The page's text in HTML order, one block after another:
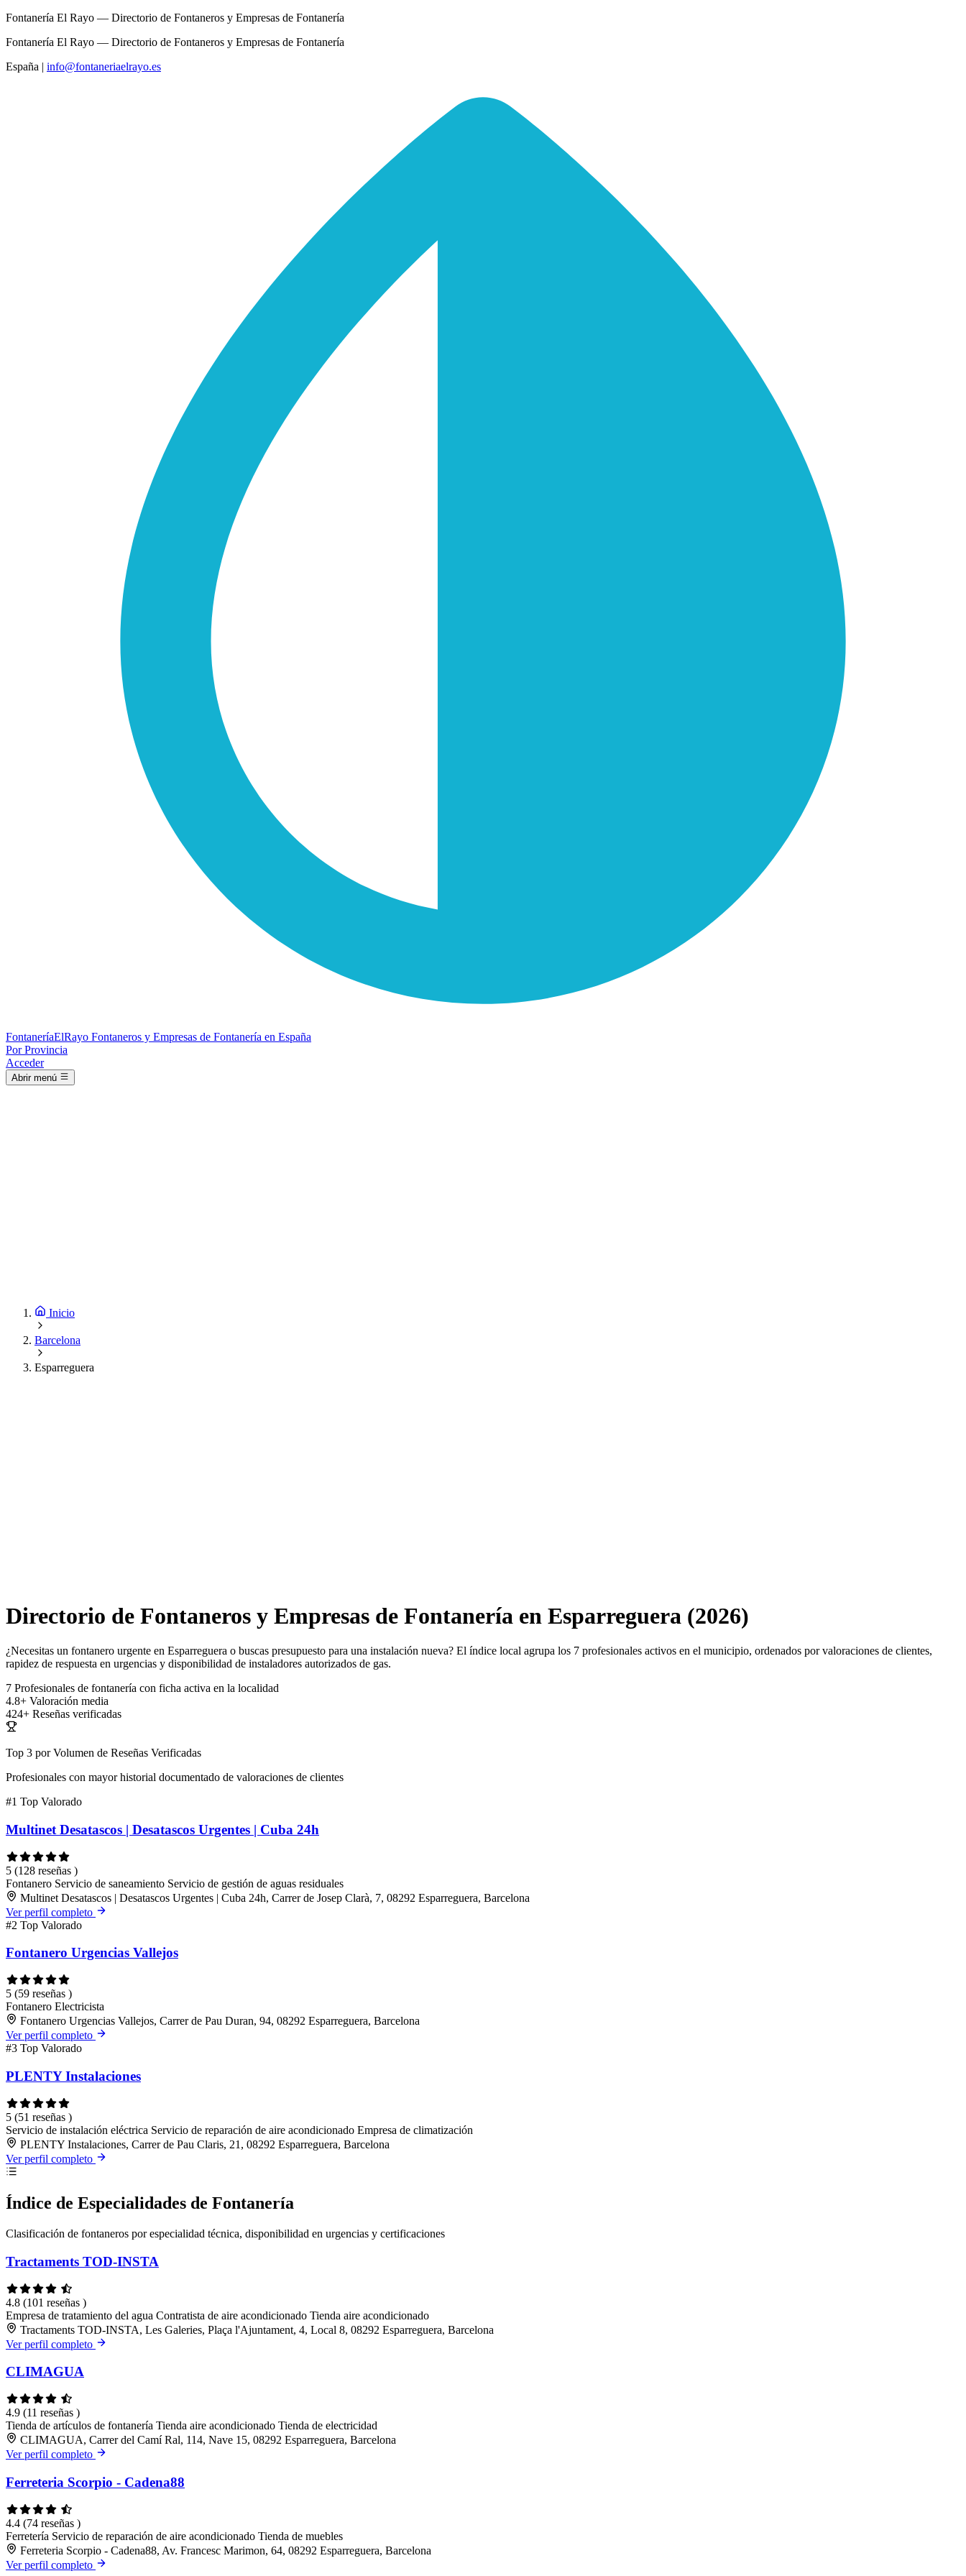
Fontanería El Rayo — Directorio de Fontaneros y Empresas de Fontanería
Fontanería El Rayo — Directorio de Fontaneros y Empresas de Fontanería
España | info@fontaneriaelrayo.es
FontaneríaElRayo Fontaneros y Empresas de Fontanería en España
Por Provincia
Acceder
Abrir menú
Inicio
Barcelona
Esparreguera
Directorio de Fontaneros y Empresas de Fontanería en Esparreguera (2026)
¿Necesitas un fontanero urgente en Esparreguera o buscas presupuesto para una instalación nueva? El índice local agrupa los 7 profesionales activos en el municipio, ordenados por valoraciones de clientes,
rapidez de respuesta en urgencias y disponibilidad de instaladores autorizados de gas.
7 Profesionales de fontanería con ficha activa en la localidad
4.8+ Valoración media
424+ Reseñas verificadas
Top 3 por Volumen de Reseñas Verificadas
Profesionales con mayor historial documentado de valoraciones de clientes
#1 Top Valorado
Multinet Desatascos | Desatascos Urgentes | Cuba 24h
5 (128 reseñas )
Fontanero Servicio de saneamiento Servicio de gestión de aguas residuales
Multinet Desatascos | Desatascos Urgentes | Cuba 24h, Carrer de Josep Clarà, 7, 08292 Esparreguera, Barcelona
Ver perfil completo
#2 Top Valorado
Fontanero Urgencias Vallejos
5 (59 reseñas )
Fontanero Electricista
Fontanero Urgencias Vallejos, Carrer de Pau Duran, 94, 08292 Esparreguera, Barcelona
Ver perfil completo
#3 Top Valorado
PLENTY Instalaciones
5 (51 reseñas )
Servicio de instalación eléctrica Servicio de reparación de aire acondicionado Empresa de climatización
PLENTY Instalaciones, Carrer de Pau Claris, 21, 08292 Esparreguera, Barcelona
Ver perfil completo
Índice de Especialidades de Fontanería
Clasificación de fontaneros por especialidad técnica, disponibilidad en urgencias y certificaciones
Tractaments TOD-INSTA
4.8 (101 reseñas )
Empresa de tratamiento del agua Contratista de aire acondicionado Tienda aire acondicionado
Tractaments TOD-INSTA, Les Galeries, Plaça l'Ajuntament, 4, Local 8, 08292 Esparreguera, Barcelona
Ver perfil completo
CLIMAGUA
4.9 (11 reseñas )
Tienda de artículos de fontanería Tienda aire acondicionado Tienda de electricidad
CLIMAGUA, Carrer del Camí Ral, 114, Nave 15, 08292 Esparreguera, Barcelona
Ver perfil completo
Ferreteria Scorpio - Cadena88
4.4 (74 reseñas )
Ferretería Servicio de reparación de aire acondicionado Tienda de muebles
Ferreteria Scorpio - Cadena88, Av. Francesc Marimon, 64, 08292 Esparreguera, Barcelona
Ver perfil completo